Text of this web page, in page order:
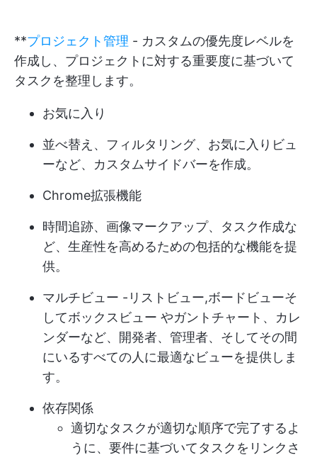
**プロジェクト管理 - カスタムの優先度レベルを
作成し、プロジェクトに対する重要度に基づいて
タスクを整理します。
お気に入り
並べ替え、フィルタリング、お気に入りビュ
ーなど、カスタムサイドバーを作成。
Chrome拡張機能
時間追跡、画像マークアップ、タスク作成な
ど、生産性を高めるための包括的な機能を提
供。
マルチビュー - リストビュー,ボードビューそ
してボックスビュー やガントチャート、カレ
ンダーなど、開発者、管理者、そしてその間
にいるすべての人に最適なビューを提供しま
す。
依存関係
適切なタスクが適切な順序で完了するよ
うに、要件に基づいてタスクをリンクさ